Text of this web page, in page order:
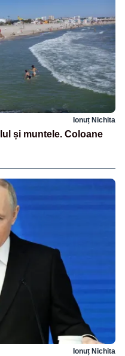
Ionuț Nichita
și muntele. Coloane
Ionuț Nichita